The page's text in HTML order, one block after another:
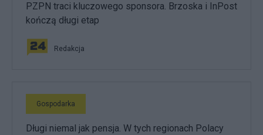
PZPN traci kluczowego sponsora. Brzoska i InPost
kończą długi etap
Redakcja
Gospodarka
Długi niemal jak pensja. W tych regionach Polacy